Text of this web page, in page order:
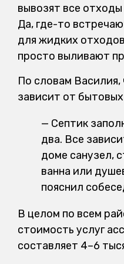
вывозят все
Да, где-то
для жидких
просто выливают
По словам Василия,
зависит от
— Септик
два. Все
доме санузел,
ванна или
пояснил
В целом по всем
стоимость услуг
составляет 4–6